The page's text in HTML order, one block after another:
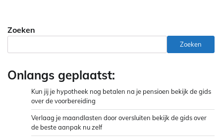
Zoeken
Zoeken
Onlangs geplaatst:
Kun jij je hypotheek nog betalen na je pensioen bekijk de gids
over de voorbereiding
Verlaag je maandlasten door oversluiten bekijk de gids over
de beste aanpak nu zelf